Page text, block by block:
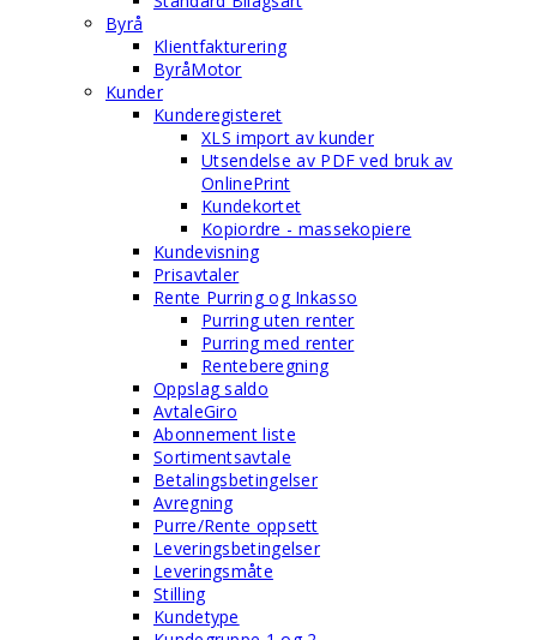
Byrå
Klientfakturering
ByråMotor
Kunder
Kunderegisteret
XLS import av kunder
Utsendelse av PDF ved bruk av
OnlinePrint
Kundekortet
Kopiordre - massekopiere
Kundevisning
Prisavtaler
Rente Purring og Inkasso
Purring uten renter
Purring med renter
Renteberegning
Oppslag saldo
AvtaleGiro
Abonnement liste
Sortimentsavtale
Betalingsbetingelser
Avregning
Purre/Rente oppsett
Leveringsbetingelser
Leveringsmåte
Stilling
Kundetype